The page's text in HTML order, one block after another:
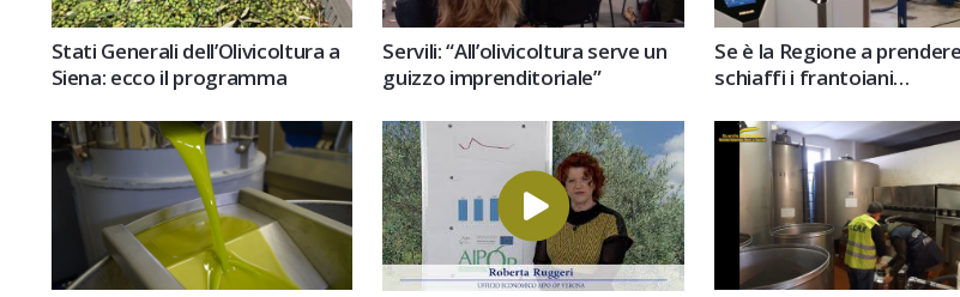
Stati Generali dell’Olivicoltura a
Siena: ecco il programma
Servili: “All’olivicoltura serve un
guizzo imprenditoriale”
Se è la Regione a
schiaffi i frantoiani…